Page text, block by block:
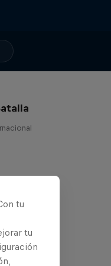
tu
tu